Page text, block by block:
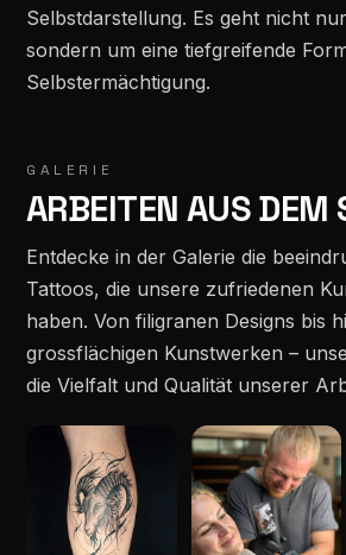
Selbstdarstellung. Es geht nicht
sondern um eine tiefgreifende
Selbstermächtigung.
GALERIE
ARBEITEN AUS DEM
Entdecke in der Galerie die
Tattoos, die unsere zufriedenen
haben. Von filigranen Designs bis
grossflächigen Kunstwerken –
die Vielfalt und Qualität unserer